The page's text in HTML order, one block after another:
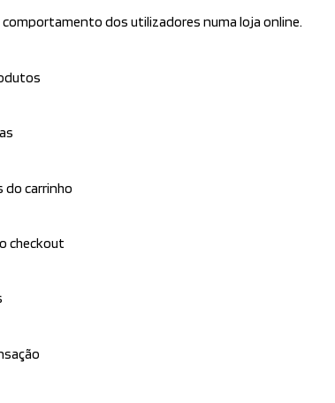
comportamento dos utilizadores numa loja online.
do carrinho
checkout